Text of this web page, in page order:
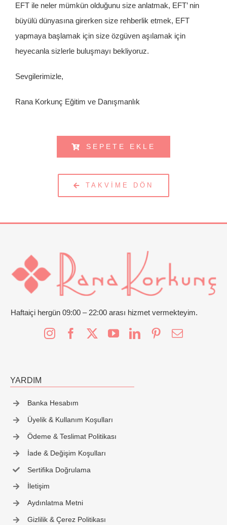
EFT ile neler mümkün olduğunu size anlatmak, EFT’ nin
büyülü dünyasına girerken size rehberlik etmek, EFT
yapmaya başlamak için size özgüven aşılamak için
heyecanla sizlerle buluşmayı bekliyoruz.
Sevgilerimizle,
Rana Korkunç Eğitim ve Danışmanlık
SEPETE EKLE
TAKVIME DÖN
Haftaiçi hergün 09:00 – 22:00 arası hizmet vermekteyim.
YARDIM
Banka Hesabım
Üyelik & Kullanım Koşulları
Ödeme & Teslimat Politikası
İade & Değişim Koşulları
Sertifika Doğrulama
İletişim
Aydınlatma Metni
Gizlilik & Çerez Politikası